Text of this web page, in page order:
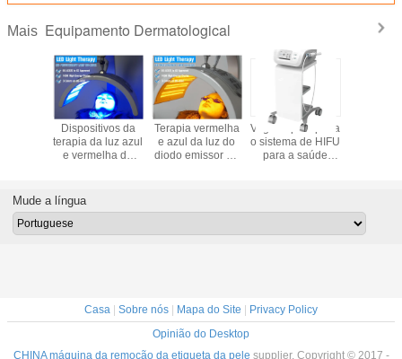
Mais Equipamento Dermatological
Dispositivos da
terapia da luz azul
e vermelha do
Terapia vermelha
e azul da luz do
diodo emissor de
Vagina que aperta
o sistema de HIFU
para a saúde
Mude a língua
Casa Sobre nós Mapa do Site
Privacy Policy
Opinião do Desktop
CHINA máquina da remoção da etiqueta da pele supplier. Copyright © 2017 -